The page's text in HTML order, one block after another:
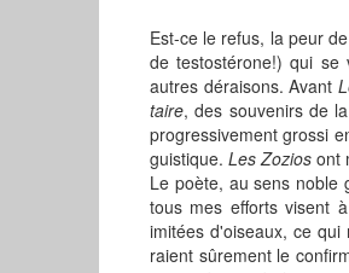
Est-ce le refus, la peur
de testostérone!) qui se
autres déraisons. Avant
taire, des souvenirs de
progressivement grossi
guistique. Les Zozios ont
Le poète, au sens noble
tous mes efforts visent
imitées d'oiseaux, ce
raient sûrement le